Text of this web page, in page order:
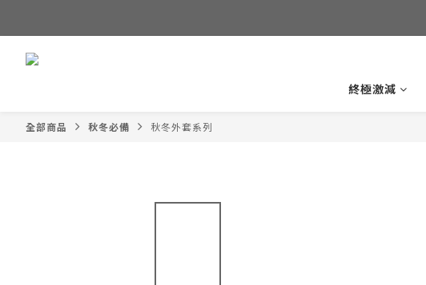
終極激減
全部商品 秋冬必備 秋冬外套系列